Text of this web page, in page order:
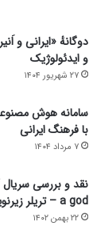
دوگانهٔ «ایرانی و
و ایدئولوژیک
۲۷ شهریور ۱۴۰۴
سامانه هوش
با فرهنگ ایرانی
۷ مرداد ۱۴۰۴
a god – تریلر زیرنویس فارسی
۲۲ بهمن ۱۴۰۲